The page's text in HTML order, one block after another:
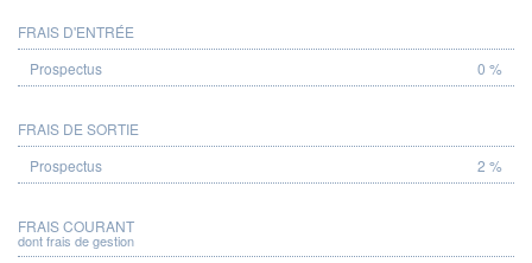
PROSPECTUS
FRAIS D'ENTRÉE
0 %
FRAIS DE SORTIE
2 %
FRAIS COURANT
dont frais de gestion